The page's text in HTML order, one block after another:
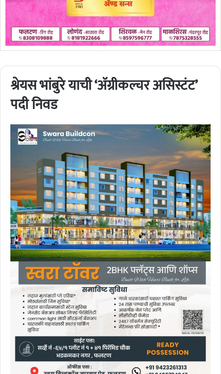
श्रेयस भांबुरे याची ‘अ‍ॅग्रीकल्चर असिस्टंट’
पदी निवड